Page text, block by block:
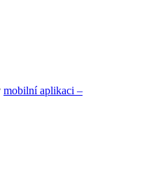
mobilní aplikaci –